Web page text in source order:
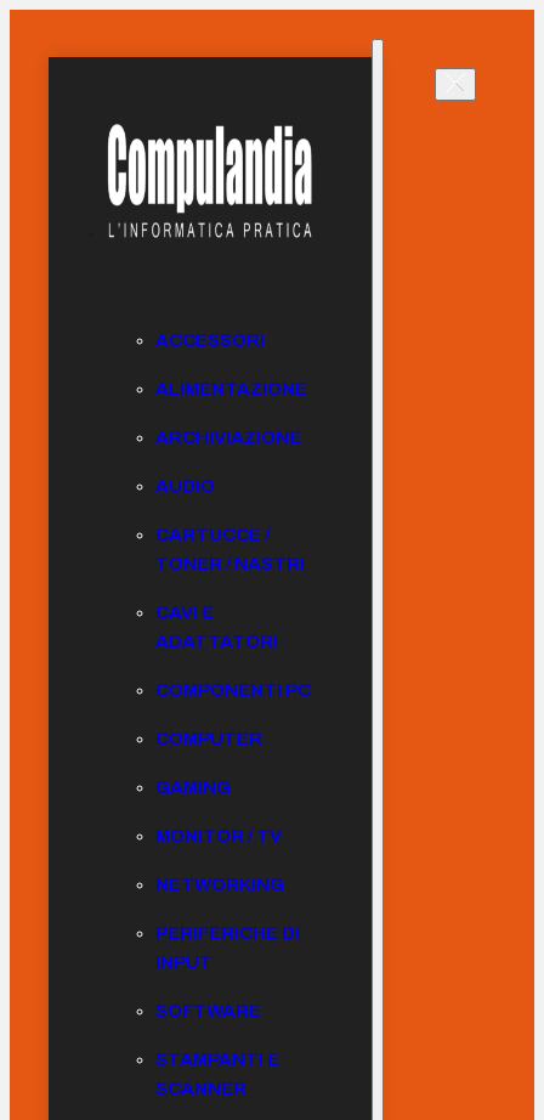
ACCESSORI
ALIMENTAZIONE
ARCHIVIAZIONE
AUDIO
CARTUCCE /
TONER / NASTRI
CAVI E
ADATTATORI
COMPONENTI PC
COMPUTER
GAMING
MONITOR / TV
NETWORKING
PERIFERICHE DI
INPUT
SOFTWARE
STAMPANTI E
SCANNER